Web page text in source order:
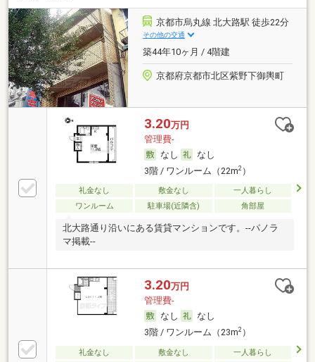
京都市烏丸線 北大路駅 徒歩22分
その他の交通
築44年10ヶ月 / 4階建
京都府京都市北区紫野下御輿町
3.20万円
管理費-
なし
なし
3階 / ワンルーム（22m2）
礼金なし 敷金なし
一人暮らし
ワンルーム
駐車場(近隣含) 角部屋
北大路通り沿いにある賃貸マンションです。--パノラ
マ掲載--
3.20万円
管理費-
なし
なし
3階 / ワンルーム（23m2）
礼金なし 敷金なし
一人暮らし